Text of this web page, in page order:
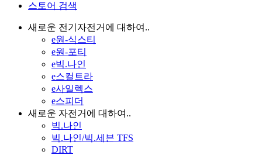
스토어 검색
새로운 전기자전거에 대하여..
e원-식스티
e원-포티
e빅.나인
e스컬트라
e사일렉스
e스피더
새로운 자전거에 대하여..
빅.나인
빅.나인/빅.세븐 TFS
DIRT